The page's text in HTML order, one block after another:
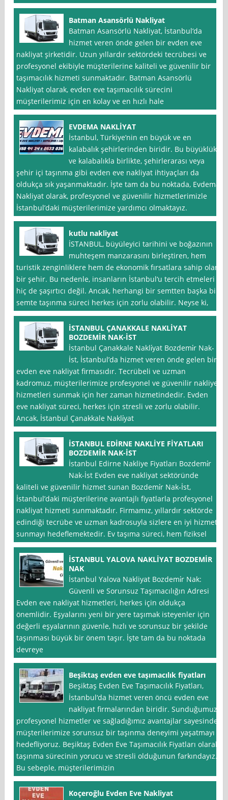
Batman Asansörlü Nakliyat
Batman Asansörlü Nakliyat, İstanbul‘da
hizmet veren önde gelen bir evden eve
nakliyat şirketidir. Uzun yıllardır sektördeki tecrübesi ve
profesyonel ekibiyle müşterilerine kaliteli ve güvenilir bir
taşımacılık hizmeti sunmaktadır. Batman Asansörlü
Nakliyat olarak, evden eve taşımacılık sürecini
müşterilerimiz için en kolay ve en hızlı hale
EVDEMA NAKLİYAT
İstanbul, Türkiye’nin en büyük ve en
kalabalık şehirlerinden biridir. Bu büyüklük
ve kalabalıkla birlikte, şehirlerarası veya
şehir içi taşınma gibi evden eve nakliyat ihtiyaçları da
oldukça sık yaşanmaktadır. İşte tam da bu noktada, Evdema
Nakliyat olarak, profesyonel ve güvenilir hizmetlerimizle
İstanbul’daki müşterilerimize yardımcı olmaktayız.
kutlu nakliyat
İSTANBUL, büyüleyici tarihini ve boğazının
muhteşem manzarasını birleştiren, hem
turistik zenginliklere hem de ekonomik fırsatlara sahip olan
bir şehir. Bu nedenle, insanların İstanbul‘u tercih etmeleri
hiç de şaşırtıcı değil. Ancak, herhangi bir semtten başka bir
semte taşınma süreci herkes için zorlu olabilir. Neyse ki,
İSTANBUL ÇANAKKALE NAKLİYAT
BOZDEMİR NAK-İST
İstanbul Çanakkale Nakli̇yat Bozdemi̇r Nak-
İst, İstanbul’da hizmet veren önde gelen bir
evden eve nakliyat firmasıdır. Tecrübeli ve uzman
kadromuz, müşterilerimize profesyonel ve güvenilir nakliye
hizmetleri sunmak için her zaman hizmetindedir. Evden
eve nakliyat süreci, herkes için stresli ve zorlu olabilir.
Ancak, İstanbul Çanakkale Nakli̇yat
İSTANBUL EDİRNE NAKLİYE FİYATLARI
BOZDEMİR NAK-İST
İstanbul Edirne Nakliye Fiyatları Bozdemi̇r
Nak-İst Evden eve nakliyat sektöründe
kaliteli ve güvenilir hizmet sunan Bozdemi̇r Nak-İst,
İstanbul’daki müşterilerine avantajlı fiyatlarla profesyonel
nakliyat hizmeti sunmaktadır. Firmamız, yıllardır sektörde
edindiği tecrübe ve uzman kadrosuyla sizlere en iyi hizmeti
sunmayı hedeflemektedir. Ev taşıma süreci, hem fiziksel
İSTANBUL YALOVA NAKLİYAT BOZDEMİR
NAK
İstanbul Yalova Nakliyat Bozdemi̇r Nak:
Güvenli ve Sorunsuz Taşımacılığın Adresi
Evden eve nakliyat hizmetleri, herkes için oldukça
önemlidir. Eşyalarını yeni bir yere taşımak isteyenler için
değerli eşyalarının güvenle, hızlı ve sorunsuz bir şekilde
taşınması büyük bir önem taşır. İşte tam da bu noktada
devreye
Beşiktaş evden eve taşımacılık fiyatları
Beşiktaş Evden Eve Taşımacılık Fiyatları,
İstanbul‘da hizmet veren öncü evden eve
nakliyat firmalarından biridir. Sunduğumuz
profesyonel hizmetler ve sağladığımız avantajlar sayesinde
müşterilerimize sorunsuz bir taşınma deneyimi yaşatmayı
hedefliyoruz. Beşiktaş Evden Eve Taşımacılık Fiyatları olarak,
taşınma sürecinin yorucu ve stresli olduğunun farkındayız.
Bu sebeple, müşterilerimizin
Koçeroğlu Evden Eve Nakliyat